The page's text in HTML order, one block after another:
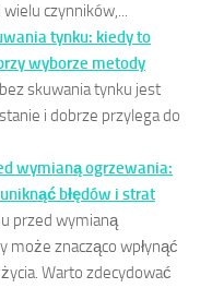
czynników,...
tynku: kiedy to
wyborze metody
skuwania tynku jest
i dobrze przylega do
wymianą ogrzewania:
błędów i strat
przed wymianą
może znacząco wpłynąć
Warto zdecydować